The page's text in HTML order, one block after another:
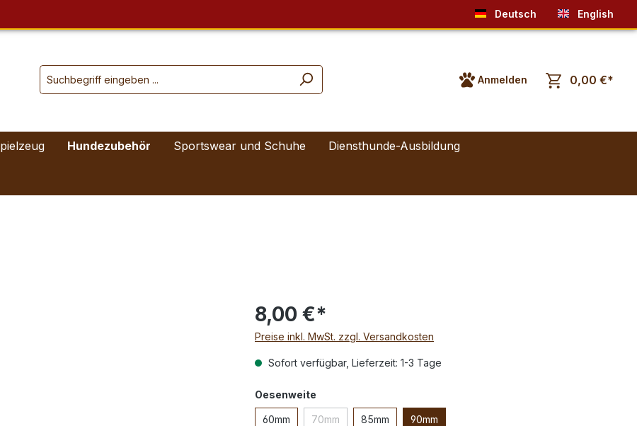
Deutsch English
Anmelden 0,00 €*
Hundezubehör Sportswear und Schuhe Diensthunde-Ausbildung
8,00 €*
Preise inkl. MwSt. zzgl. Versandkosten
Sofort verfügbar, Lieferzeit: 1-3 Tage
Oesenweite
60mm 70mm 85mm 90mm